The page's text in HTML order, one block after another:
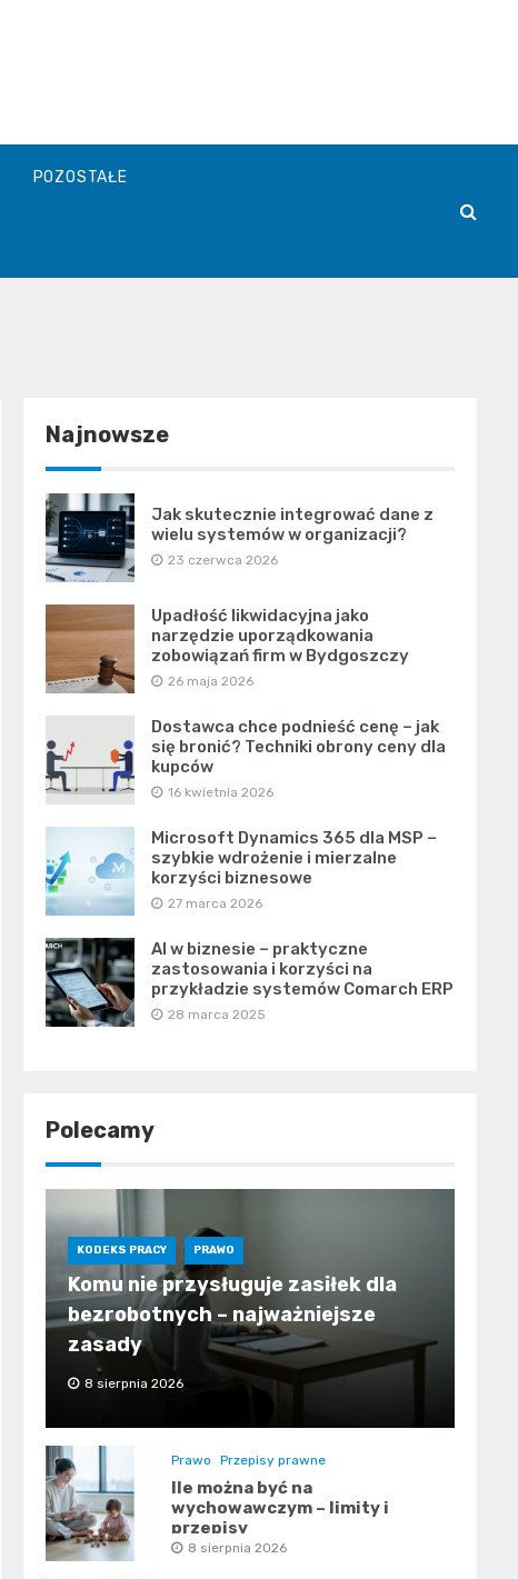
POZOSTAŁE
Najnowsze
Jak skutecznie integrować dane z
wielu systemów w organizacji?
23 czerwca 2026
Upadłość likwidacyjna jako
narzędzie uporządkowania
zobowiązań firm w Bydgoszczy
26 maja 2026
Dostawca chce podnieść cenę – jak
się bronić? Techniki obrony ceny dla
kupców
16 kwietnia 2026
Microsoft Dynamics 365 dla MSP –
szybkie wdrożenie i mierzalne
korzyści biznesowe
27 marca 2026
AI w biznesie – praktyczne
zastosowania i korzyści na
przykładzie systemów Comarch ERP
28 marca 2025
Polecamy
KODEKS PRACY PRAWO
Komu nie przysługuje zasiłek dla
bezrobotnych – najważniejsze
zasady
8 sierpnia 2026
Prawo Przepisy prawne
Ile można być na
wychowawczym – limity i
przepisy
8 sierpnia 2026